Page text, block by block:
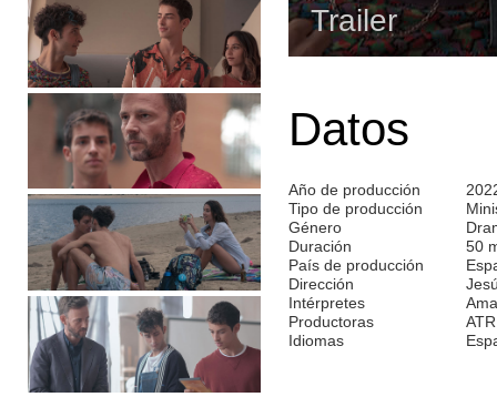
Trailer
Datos
Año de producción
Tipo de producción
Género
Duración
50
País de producción
Dirección
Intérpretes
Productoras
Idiomas